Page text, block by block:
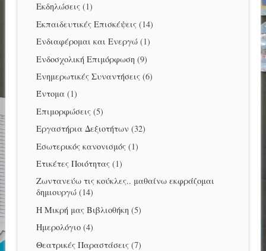
Εκδηλώσεις(1)
Εκπαιδευτικές Επισκέψεις(14)
Ενδιαφέρομαι και Ενεργώ(1)
Ενδοσχολική Επιμόρφωση (9)
Ενημερωτικές Συναντήσεις(6)
Έντομα(1)
Επιμορφώσεις(5)
Εργαστήρια Δεξιοτήτων(32)
Εσωτερικός κανονισμός(1)
Ετικέτες Ποιότητας(1)
Ζωντανεύω τις κούκλες.. μαθαίνω εκφράζομαι
δημιουργώ(14)
Η Μικρή μας Βιβλιοθήκη (5)
Ημερολόγιο(4)
Θεατρικές Παραστάσεις(7)